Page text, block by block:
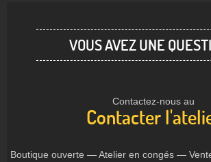
VOUS AVEZ UNE
Contactez-nous au
Contacter
Boutique ouverte — Atelier en congés —